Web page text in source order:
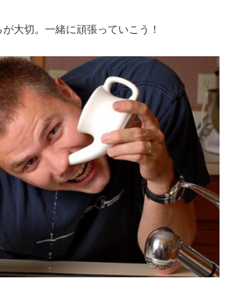
大切。一緒に頑張っていこう！